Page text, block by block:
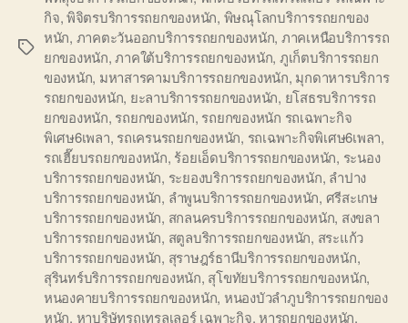
Tags
กิจ,พิจิตรบริการรถยกของหนัก, พิษณุโลกบริการรถยกของ
หนัก, ภาคตะวันออกบริการรถยกของหนัก, ภาคเหนือบริการรถ
ยกของหนัก,ภาคใต้บริการรถยกของหนัก, ภูเก็ตบริการรถยก
ของหนัก, มหาสารคามบริการรถยกของหนัก, มุกดาหารบริการ
รถยกของหนัก, ยะลาบริการรถยกของหนัก, ยโสธรบริการรถ
ยกของหนัก, รถยกของหนัก, รถยกของหนัก รถเฉพาะกิจ
พิเศษ6เพลา, รถเครนรถยกของหนัก, รถเฉพาะกิจพิเศษ6เพลา,
รถเฮี๊ยบรถยกของหนัก, ร้อยเอ็ดบริการรถยกของหนัก, ระนอง
บริการรถยกของหนัก, ระยองบริการรถยกของหนัก, ลำปาง
บริการรถยกของหนัก, ลำพูนบริการรถยกของหนัก, ศรีสะเกษ
บริการรถยกของหนัก, สกลนครบริการรถยกของหนัก, สงขลา
บริการรถยกของหนัก, สตูลบริการรถยกของหนัก, สระแก้ว
บริการรถยกของหนัก, สุราษฎร์ธานีบริการรถยกของหนัก,
สุรินทร์บริการรถยกของหนัก, สุโขทัยบริการรถยกของหนัก,
หนองคายบริการรถยกของหนัก, หนองบัวลำภูบริการรถยกของ
หนัก, หาบริษัทรถเทรลเลอร์ เฉพาะกิจ,หารถยกของหนัก,